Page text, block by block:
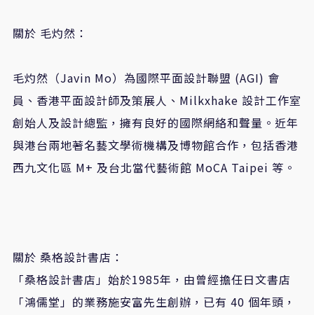
關於 毛灼然：
毛灼然（Javin Mo）為國際平面設計聯盟 (AGI) 會
員、香港平面設計師及策展人、 Milkxhake 設計工作室
創始人及設計總監，擁有良好的國際網絡和聲量。近年
與港台兩地著名藝文學術機構及博物館合作，包括香港
西九文化區 M+ 及台北當代藝術館 MoCA Taipei 等。
關於 桑格設計書店：
「桑格設計書店」始於1985年，由曾經擔任日文書店
「鴻儒堂」的業務施安富先生創辦，已有 40 個年頭，